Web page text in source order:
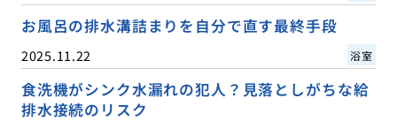
お風呂の排水溝詰まりを自分で直す最終手段
2025.11.22 浴室
食洗機がシンク水漏れの犯人？見落としがちな給
排水接続のリスク